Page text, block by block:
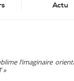
Actu
l’imaginaire
»